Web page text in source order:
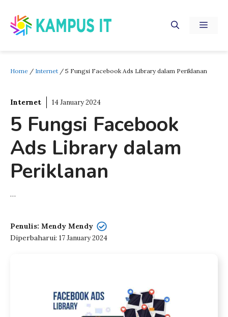
content
Home / Internet / 5 Fungsi Facebook Ads Library dalam Periklanan
Internet 14 January 2024
5 Fungsi Facebook
Ads Library dalam
Periklanan
…
Penulis: Mendy Mendy
Diperbaharui: 17 January 2024